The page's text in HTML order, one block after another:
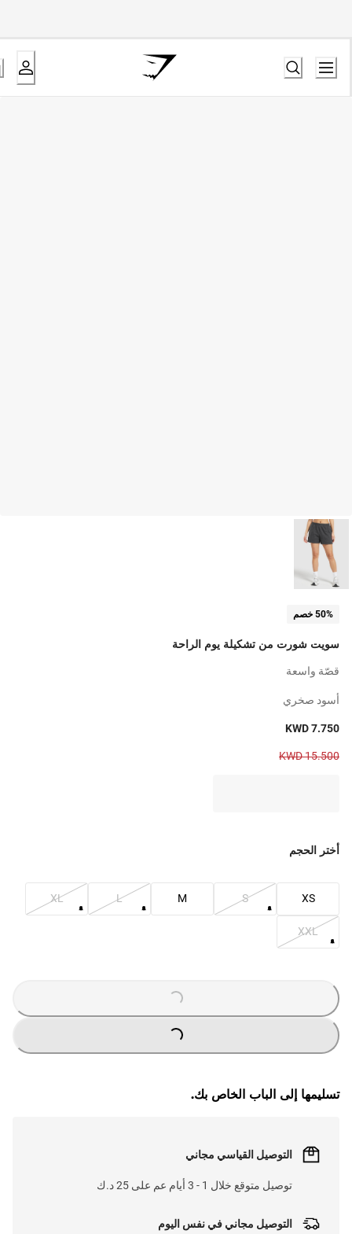
50% خصم
سويت شورت من تشكيلة يوم الراحة
قصّة واسعة
أسود صخري
KWD 7.750
KWD 15.500
أختر الحجم
XS
S
M
L
XL
XXL
LOADING
...
LOADING
...
تسليمها إلى الباب الخاص بك.
التوصيل القياسي مجاني
توصيل متوقع خلال 1 - 3 أيام عم على 25 د.ك
التوصيل مجاني في نفس اليوم